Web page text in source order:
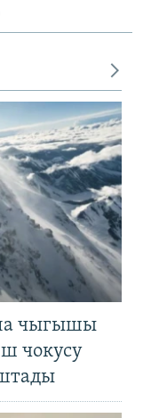
чыгышы
чокусу